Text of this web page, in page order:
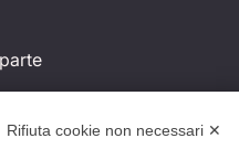
è
Rifiuta cookie non necessari ✕